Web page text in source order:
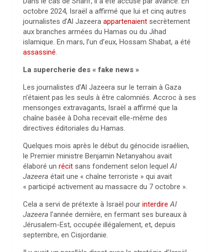
octobre 2024, Israël a affirmé que lui et cinq autres
journalistes d’Al Jazeera appartenaient secrètement
aux branches armées du Hamas ou du Jihad
islamique. En mars, l’un d’eux, Hossam Shabat, a été
assassiné.
La supercherie des « fake news »
Les journalistes d’Al Jazeera sur le terrain à Gaza
n’étaient pas les seuls à être calomniés. Accroc à ses
mensonges extravagants, Israël a affirmé que la
chaîne basée à Doha recevait elle-même des
directives éditoriales du Hamas.
Quelques mois après le début du génocide israélien,
le Premier ministre Benjamin Netanyahou avait
élaboré un récit sans fondement selon lequelAl
Jazeera était une « chaîne terroriste » qui avait
« participé activement au massacre du 7 octobre ».
Cela a servi de prétexte à Israël pour interdire Al
Jazeera l’année dernière, en fermant ses bureaux à
Jérusalem-Est, occupée illégalement, et, depuis
septembre, en Cisjordanie.